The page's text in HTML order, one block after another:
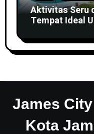
Aktivitas Seru
Tempat Ideal
James
Kota